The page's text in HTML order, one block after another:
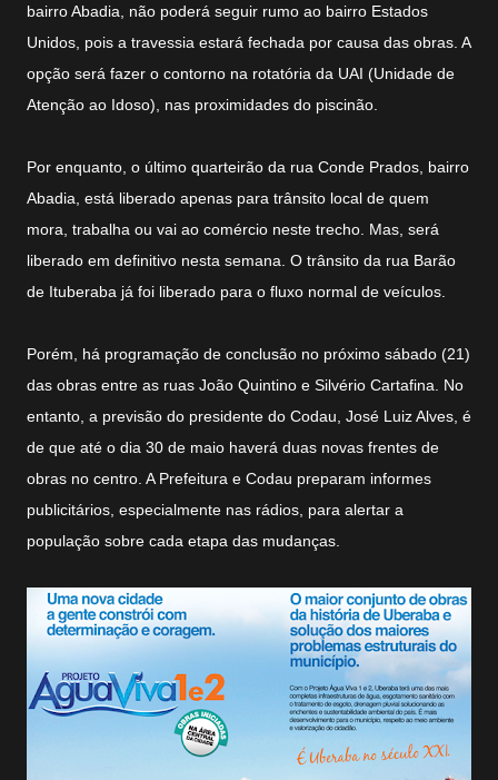
bairro Abadia, não poderá seguir rumo ao bairro Estados
Unidos, pois a travessia estará fechada por causa das obras. A
opção será fazer o contorno na rotatória da UAI (Unidade de
Atenção ao Idoso), nas proximidades do piscinão.
Por enquanto, o último quarteirão da rua Conde Prados, bairro
Abadia, está liberado apenas para trânsito local de quem
mora, trabalha ou vai ao comércio neste trecho. Mas, será
liberado em definitivo nesta semana. O trânsito da rua Barão
de Ituberaba já foi liberado para o fluxo normal de veículos.
Porém, há programação de conclusão no próximo sábado (21)
das obras entre as ruas João Quintino e Silvério Cartafina. No
entanto, a previsão do presidente do Codau, José Luiz Alves, é
de que até o dia 30 de maio haverá duas novas frentes de
obras no centro. A Prefeitura e Codau preparam informes
publicitários, especialmente nas rádios, para alertar a
população sobre cada etapa das mudanças.